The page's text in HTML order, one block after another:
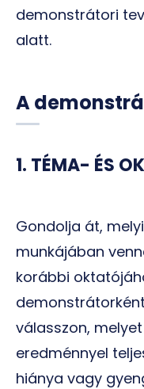
demonstrátori
alatt.
A
1. TÉMA- ÉS
Gondolja át,
munkájában
korábbi
válasszon,
eredménnyel
hiánya vagy